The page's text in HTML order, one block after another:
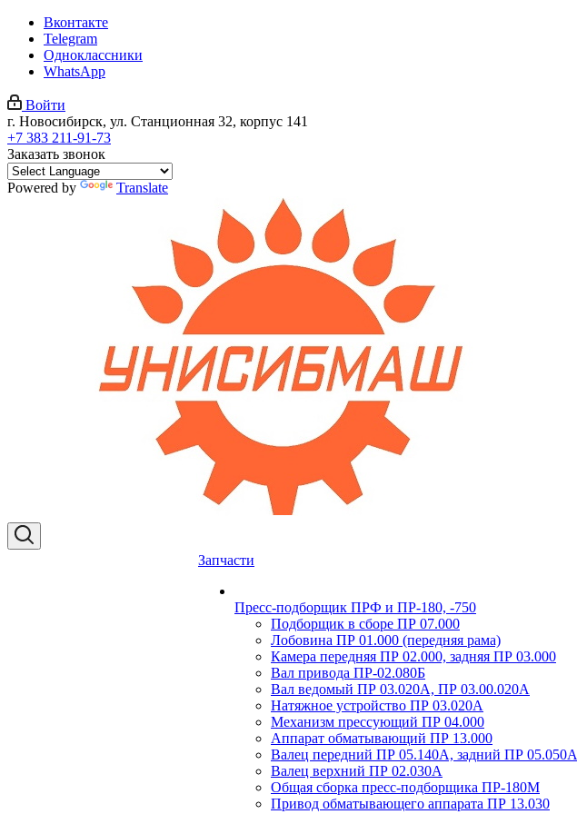
Вконтакте
Telegram
Одноклассники
WhatsApp
Войти
г. Новосибирск, ул. Станционная 32, корпус 141
+7 383 211-91-73
Заказать звонок
Powered by Translate
Запчасти
Пресс-подборщик ПРФ и ПР-180, -750
Подборщик в сборе ПР 07.000
Лобовина ПР 01.000 (передняя рама)
Камера передняя ПР 02.000, задняя ПР 03.000
Вал привода ПР-02.080Б
Вал ведомый ПР 03.020А, ПР 03.00.020А
Натяжное устройство ПР 03.020A
Механизм прессующий ПР 04.000
Аппарат обматывающий ПР 13.000
Валец передний ПР 05.140A, задний ПР 05.050A
Валец верхний ПР 02.030A
Общая сборка пресс-подборщика ПР-180М
Привод обматывающего аппарата ПР 13.030